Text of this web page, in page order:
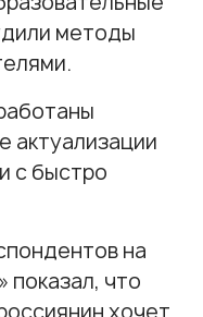
методы
актуализации
с быстро
на
показал, что